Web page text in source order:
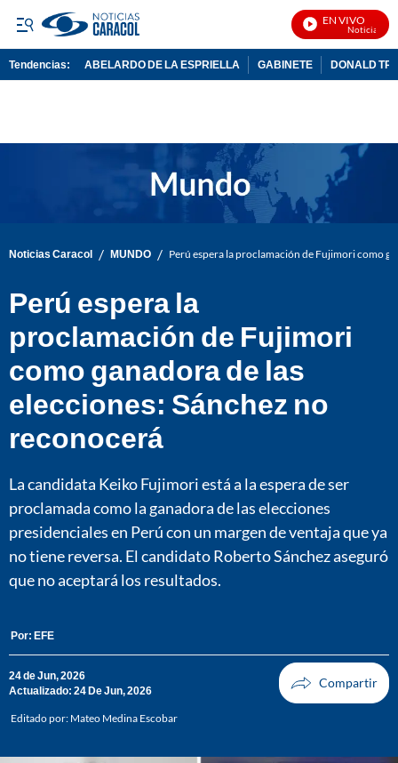
EN VIVO
Noticias
Tendencias: ABELARDO DE LA ESPRIELLA GABINETE DONALD
Noticias Caracol / MUNDO / Perú espera la proclamación de Fujimori como
Perú espera la
proclamación de Fujimori
como ganadora de las
elecciones: Sánchez no
reconocerá
La candidata Keiko Fujimori está a la espera de ser
proclamada como la ganadora de las elecciones
presidenciales en Perú con un margen de ventaja que ya
no tiene reversa. El candidato Roberto Sánchez aseguró
que no aceptará los resultados.
Por: EFE
24 de Jun, 2026
Actualizado: 24 De Jun, 2026
Editado por: Mateo Medina Escobar